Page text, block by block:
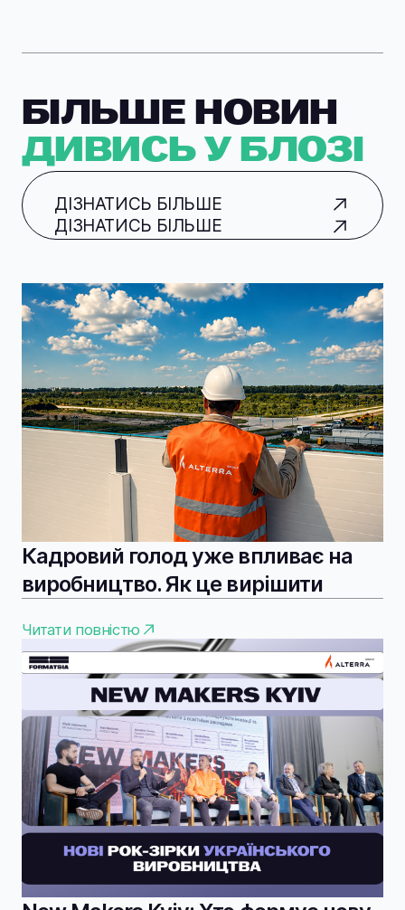
БІЛЬШЕ НОВИН
ДИВИСЬ У БЛОЗІ
ДІЗНАТИСЬ БІЛЬШЕ
ДІЗНАТИСЬ БІЛЬШЕ
Кадровий голод уже впливає на
виробництво. Як це вирішити
Читати повністю